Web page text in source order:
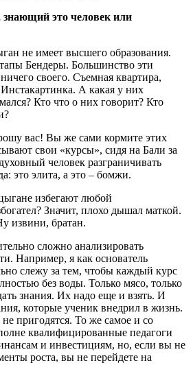
знающий это человек или
не имеет высшего образования.
Бендеры. Большинство эти
своего. Съемная квартира,
А какая у них
Кто что о них говорит? Кто
вас! Вы же сами кормите этих
свои «курсы», сидя на Бали за
человек разграничивать
это элита, а это – бомжи.
избегают любой
Значит, плохо дышал маткой.
извини, братан.
сложно анализировать
Например, я как основатель
слежу за тем, чтобы каждый курс
без воды. Только мясо, только
знания. Их надо еще и взять. И
которые ученик внедрил в жизнь.
пригодятся. То же самое и со
квалифицированные педагоги
и инвестициям, но, если вы не
роста, вы не перейдете на